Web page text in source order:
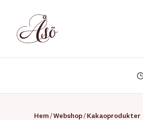
Hem /Webshop / Kakaoprodukter